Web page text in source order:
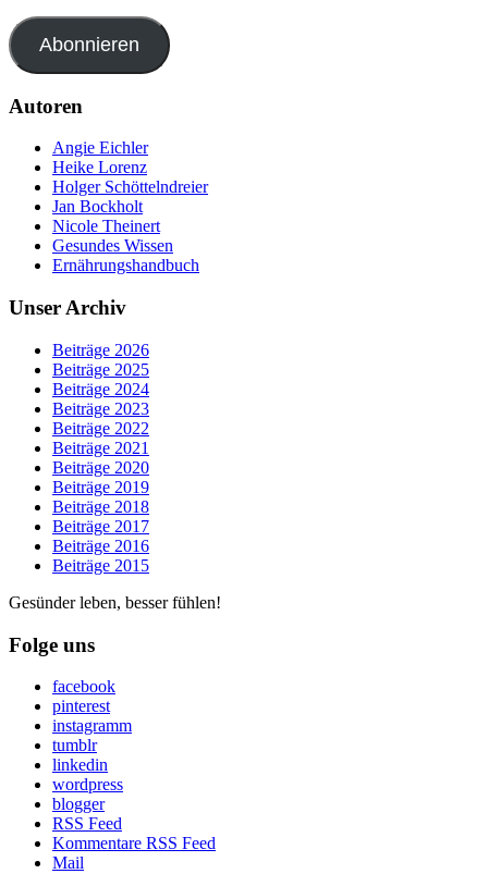
Abonnieren
Autoren
Angie Eichler
Heike Lorenz
Holger Schöttelndreier
Jan Bockholt
Nicole Theinert
Gesundes Wissen
Ernährungshandbuch
Unser Archiv
Beiträge 2026
Beiträge 2025
Beiträge 2024
Beiträge 2023
Beiträge 2022
Beiträge 2021
Beiträge 2020
Beiträge 2019
Beiträge 2018
Beiträge 2017
Beiträge 2016
Beiträge 2015
Gesünder leben, besser fühlen!
Folge uns
facebook
pinterest
instagramm
tumblr
linkedin
wordpress
blogger
RSS Feed
Kommentare RSS Feed
Mail